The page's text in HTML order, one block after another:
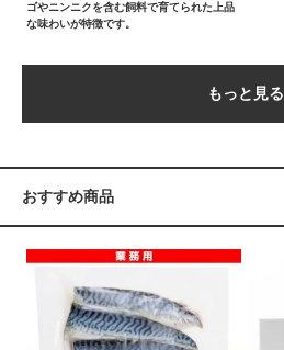
ゴやニンニクを含む飼料で育てられた上品
な味わいが特徴です。
もっと見る
おすすめ商品